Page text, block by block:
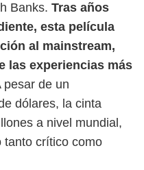
Banks. Tras años
esta película
al mainstream,
las experiencias más
pesar de un
dólares, la cinta
a nivel mundial,
tanto crítico como